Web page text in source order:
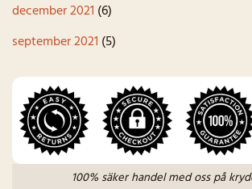
december 2021 (6)
september 2021 (5)
100% säker handel med oss på